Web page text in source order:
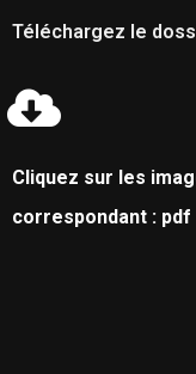
Téléchargez le
Cliquez sur les
correspondant :